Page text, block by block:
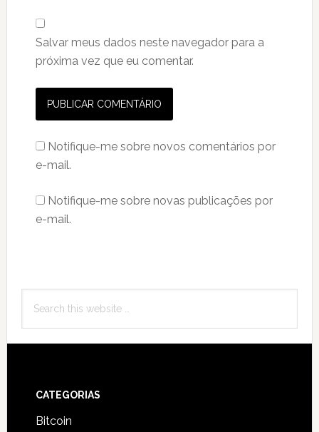
Salvar meus dados neste navegador para a
próxima vez que eu comentar.
Notifique-me sobre novos comentários por
e-mail.
Notifique-me sobre novas publicações por
e-mail.
Primary
Sidebar
this
CATEGORIAS
Bitcoin